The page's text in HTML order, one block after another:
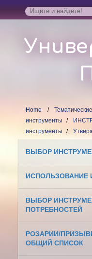
Home
инструменты
инструменты
ВЫБОР
ИСПОЛЬЗОВАНИЕ
ВЫБОР
ПОТРЕБНОСТЕЙ
РОЗАРИИ/
ОБЩИЙ СПИСОК